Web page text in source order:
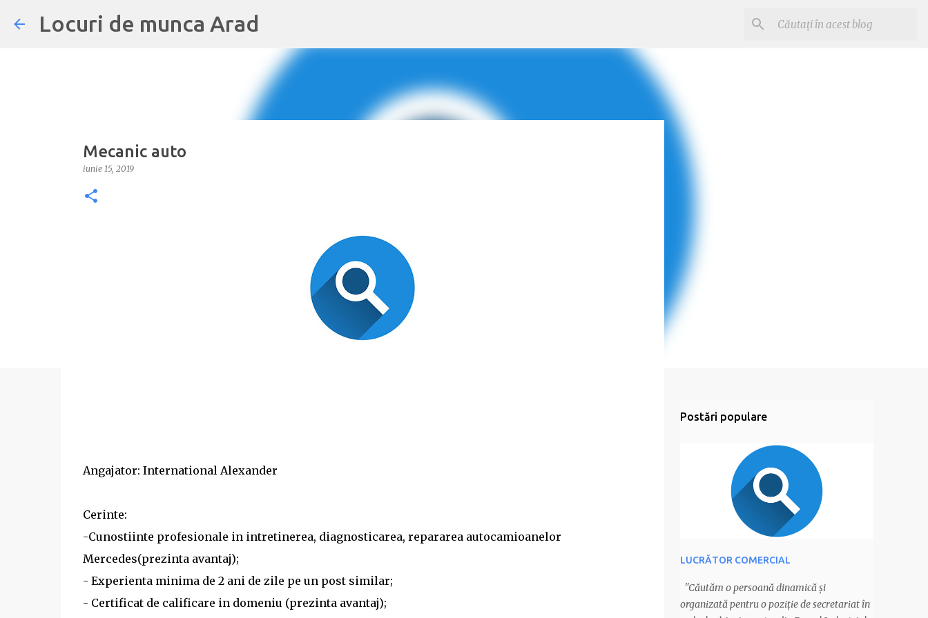
Locuri de munca Arad
Mecanic auto
iunie 15, 2019
Angajator: International Alexander
Cerinte:
-Cunostiinte profesionale in intretinerea, diagnosticarea, repararea autocamioanelor
Mercedes(prezinta avantaj);
- Experienta minima de 2 ani de zile pe un post similar;
- Certificat de calificare in domeniu (prezinta avantaj);
Postări populare
LUCRĂTOR COMERCIAL
"Căutăm o persoană dinamică și
organizată pentru o poziție de secretariat în